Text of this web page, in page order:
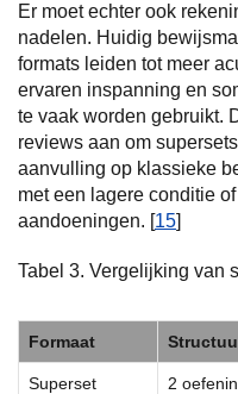
Er moet echter ook
nadelen. Huidig
formats leiden tot meer
ervaren inspanning en
te vaak worden gebruikt.
reviews aan om
aanvulling op klassieke
met een lagere conditie
aandoeningen. [15]
Tabel 3. Vergelijking van
Formaat
Superset
2